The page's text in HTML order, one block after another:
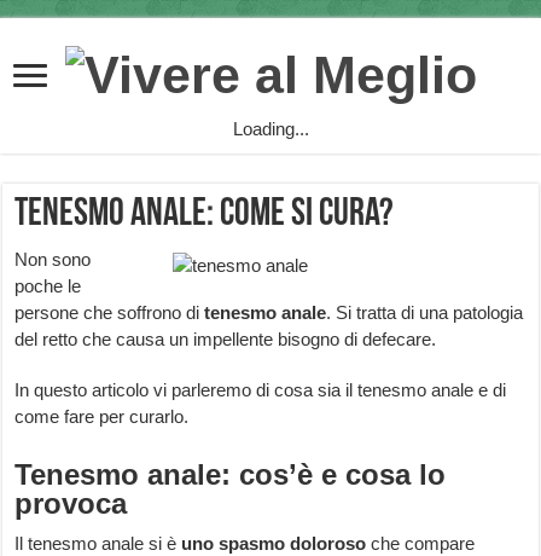
Loading...
Tenesmo anale: come si cura?
Non sono
poche le
persone che soffrono ditenesmo anale. Si tratta di una patologia
del retto che causa un impellente bisogno di defecare.
In questo articolo vi parleremo di cosa sia il tenesmo anale e di
come fare per curarlo.
Tenesmo anale: cos’è e cosa lo
provoca
Il tenesmo anale si è uno spasmo dolorosoche compare